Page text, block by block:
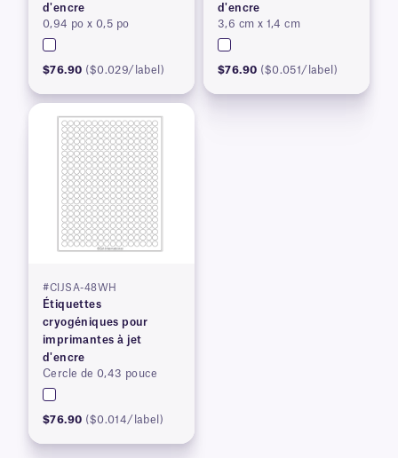
d'encre
0,94 po x 0,5 po
$76.90 ($0.029/label)
d'encre
3,6 cm x 1,4 cm
$76.90 ($0.051/label)
#CIJSA-48WH
Étiquettes
cryogéniques pour
imprimantes à jet
d'encre
Cercle de 0,43 pouce
$76.90 ($0.014/label)